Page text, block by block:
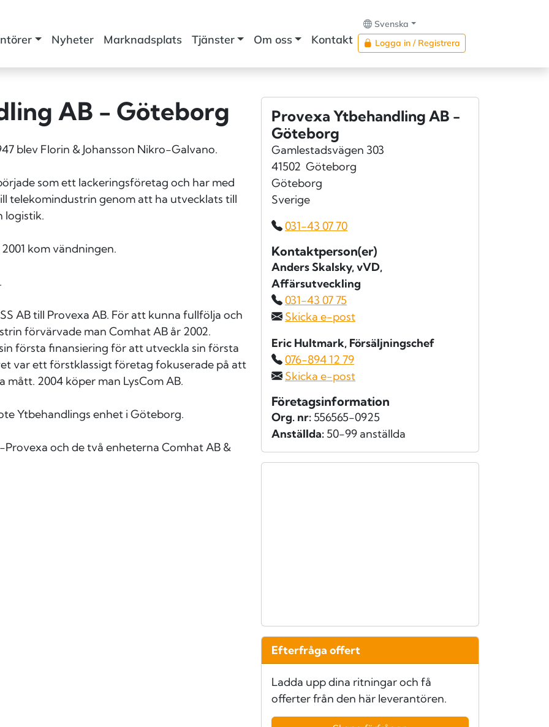
Nyheter Marknadsplats Tjänster Om oss Kontakt
Svenska
Logga in / Registrera
AB - Göteborg
blev Florin & Johansson Nikro-Galvano.
som ett lackeringsföretag och har med
telekomindustrin genom att ha utvecklats till
logistik.
kom vändningen.
AB till Provexa AB. För att kunna fullfölja och
förvärvade man Comhat AB år 2002.
första finansiering för att utveckla sin första
var ett förstklassigt företag fokuserade på att
2004 köper man LysCom AB.
Ytbehandlings enhet i Göteborg.
och de två enheterna Comhat AB &
Provexa Ytbehandling AB -
Göteborg
Gamlestadsvägen 303
41502 Göteborg
Göteborg
Sverige
031-43 07 70
Kontaktperson(er)
Anders Skalsky, vVD,
Affärsutveckling
031-43 07 75
Skicka e-post
Eric Hultmark, Försäljningschef
076-894 12 79
Skicka e-post
Företagsinformation
Org. nr: 556565-0925
Anställda: 50-99 anställda
Efterfråga offert
Ladda upp dina ritningar och få
offerter från den här leverantören.